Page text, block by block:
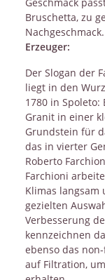
Bruschetta, zu
Nachgeschmack.
Erzeuger:
Der Slogan der
liegt in den
1780 in
Granit in einer
Grundstein für
das in vierter
Roberto
Farchioni
Klimas
gezielten
Verbesserung
kennzeichnen
ebenso das
auf Filtration,